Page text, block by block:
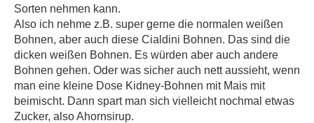
Sorten nehmen kann.
Also ich nehme z.B. super gerne die normalen weißen
Bohnen, aber auch diese Cialdini Bohnen. Das sind die
dicken weißen Bohnen. Es würden aber auch andere
Bohnen gehen. Oder was sicher auch nett aussieht, wenn
man eine kleine Dose Kidney-Bohnen mit Mais mit
beimischt. Dann spart man sich vielleicht nochmal etwas
Zucker, also Ahornsirup.